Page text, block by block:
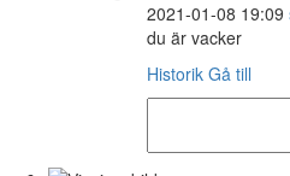
2021-01-08 19:09
du är vacker
Historik Gå till